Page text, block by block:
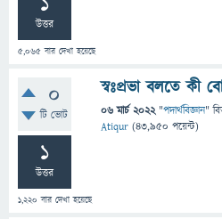
উত্তর
5,065 বার দেখা হয়েছে
0
টি ভোট
1
উত্তর
1,220 বার দেখা হয়েছে
স্বঃপ্রভা বলতে কী
06 মার্চ 2022 "পদার্থবিজ্ঞান"
Atiqur (43,950 পয়েন্ট)